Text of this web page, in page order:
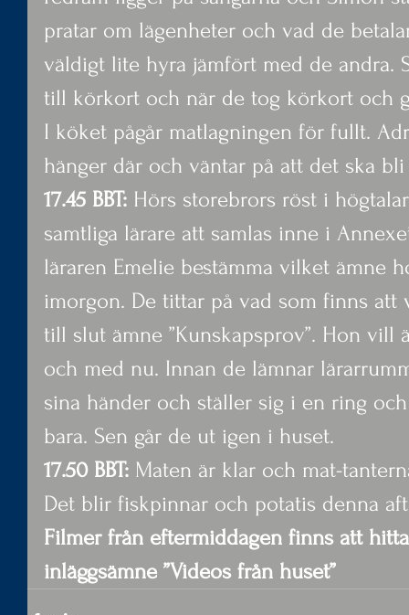
pratar om lägenheter och vad de
väldigt lite hyra jämfört med de andra.
till körkort och när de tog körkort och
I köket pågår matlagningen för fullt.
hänger där och väntar på att det ska
17.45 BBT: Hörs storebrors röst i
samtliga lärare att samlas inne i
läraren Emelie bestämma vilket ämne
imorgon. De tittar på vad som finns
till slut ämne ”Kunskapsprov”. Hon vill
och med nu. Innan de lämnar
sina händer och ställer sig i en ring
bara. Sen går de ut igen i huset.
17.50 BBT: Maten är klar och mat-
Det blir fiskpinnar och potatis denna
Filmer från eftermiddagen finns att
inläggsämne ”Videos från huset”